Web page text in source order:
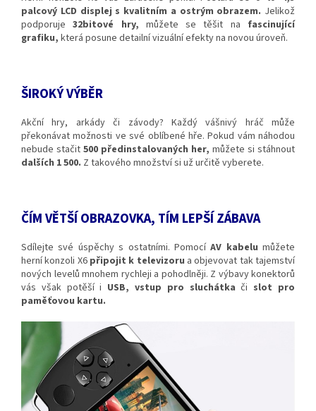
palcový LCD displej s kvalitním a ostrým obrazem. Jelikož
podporuje32bitové hry, můžete se těšit na fascinující
grafiku, která posune detailní vizuální efekty na novou úroveň.
ŠIROKÝ VÝBĚR
Akční hry, arkády či závody? Každý vášnivý hráč může
překonávat možnosti ve své oblíbené hře. Pokud vám náhodou
nebude stačit 500 předinstalovaných her, můžete si stáhnout
dalších 1 500. Z takového množství si už určitě vyberete.
ČÍM VĚTŠÍ OBRAZOVKA, TÍM LEPŠÍ ZÁBAVA
Sdílejte své úspěchy s ostatními. PomocíAV kabelu můžete
herní konzoli X6 připojit k televizoru a objevovat tak tajemství
nových levelů mnohem rychleji a pohodlněji. Z výbavy konektorů
vás však potěší i USB, vstup pro sluchátkači slot pro
paměťovou kartu.